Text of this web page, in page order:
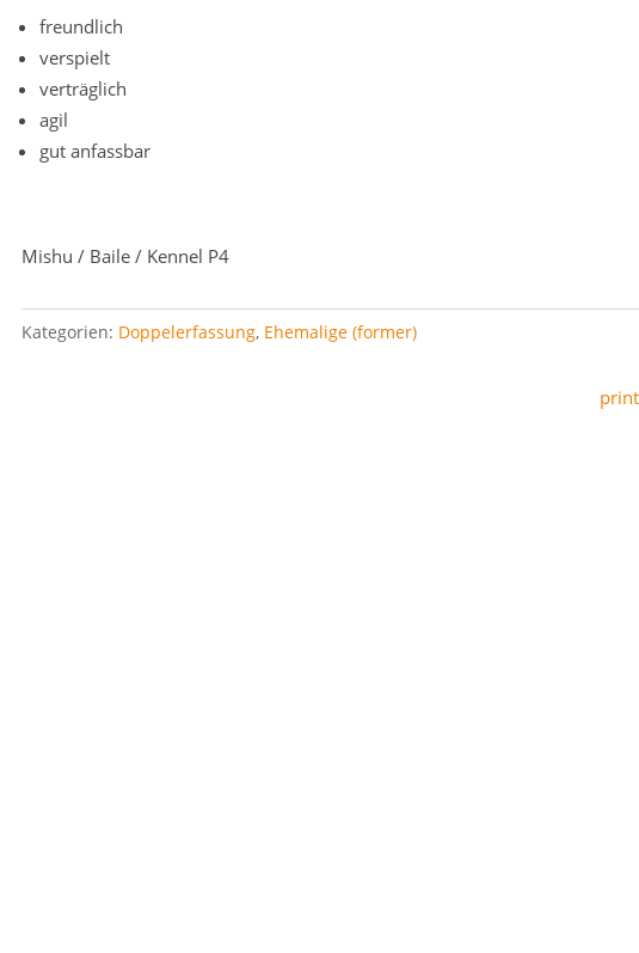
freundlich
verspielt
verträglich
agil
gut anfassbar
Mishu / Baile / Kennel P4
Kategorien: Doppelerfassung, Ehemalige (former)
print